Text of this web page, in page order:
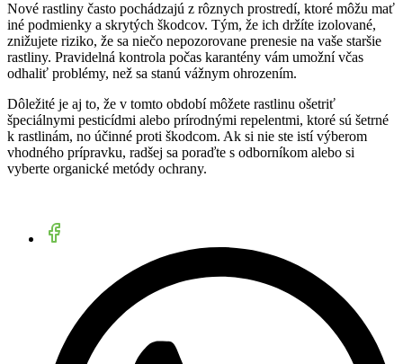
Nové rastliny často pochádzajú z rôznych prostredí, ktoré môžu mať
iné podmienky a skrytých škodcov. Tým, že ich držíte izolované,
znižujete riziko, že sa niečo nepozorovane prenesie na vaše staršie
rastliny. Pravidelná kontrola počas karantény vám umožní včas
odhaliť problémy, než sa stanú vážnym ohrozením.
Dôležité je aj to, že v tomto období môžete rastlinu ošetriť
špeciálnymi pesticídmi alebo prírodnými repelentmi, ktoré sú šetrné
k rastlinám, no účinné proti škodcom. Ak si nie ste istí výberom
vhodného prípravku, radšej sa poraďte s odborníkom alebo si
vyberte organické metódy ochrany.